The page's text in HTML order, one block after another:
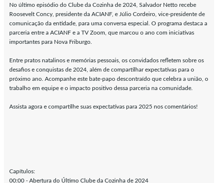
No último episódio do Clube da Cozinha de 2024, Salvador Netto recebe
Roosevelt Concy, presidente da ACIANF, e Júlio Cordeiro, vice-presidente de
comunicação da entidade, para uma conversa especial. O programa destaca a
parceria entre a ACIANF e a TV Zoom, que marcou o ano com iniciativas
importantes para Nova Friburgo.
Entre pratos natalinos e memórias pessoais, os convidados refletem sobre os
desafios e conquistas de 2024, além de compartilhar expectativas para o
próximo ano. Acompanhe este bate-papo descontraído que celebra a união, o
trabalho em equipe e o impacto positivo dessa parceria na comunidade.
Assista agora e compartilhe suas expectativas para 2025 nos comentários!
Capítulos:
00:00 - Abertura do Último Clube da Cozinha de 2024